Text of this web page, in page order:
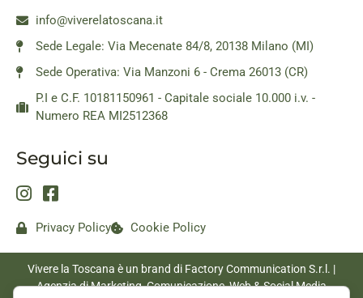
info@viverelatoscana.it
Sede Legale: Via Mecenate 84/8, 20138 Milano (MI)
Sede Operativa: Via Manzoni 6 - Crema 26013 (CR)
P.I e C.F. 10181150961 - Capitale sociale 10.000 i.v. -
Numero REA MI2512368
Seguici su
Privacy Policy Cookie Policy
Vivere la Toscana è un brand di Factory Communication S.r.l. |
Agenzia di Marketing, Comunicazione, Web & Social Media